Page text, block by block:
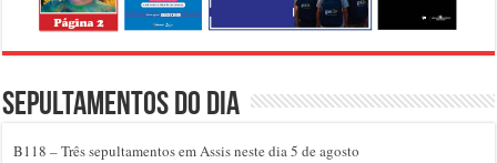
Sepultamentos do dia
B118 – Três sepultamentos em Assis neste dia 5 de agosto